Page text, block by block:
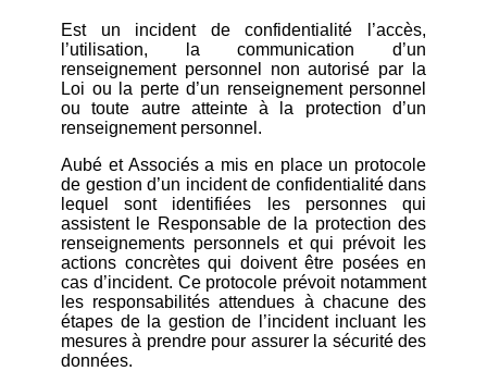
Est un incident de confidentialité l’accès,
l’utilisation, la communication d’un
renseignement personnel non autorisé par la
Loi ou la perte d’un renseignement personnel
ou toute autre atteinte à la protection d’un
renseignement personnel.
Aubé et Associés a mis en place un protocole
de gestion d’un incident de confidentialité dans
lequel sont identifiées les personnes qui
assistent le Responsable de la protection des
renseignements personnels et qui prévoit les
actions concrètes qui doivent être posées en
cas d’incident. Ce protocole prévoit notamment
les responsabilités attendues à chacune des
étapes de la gestion de l’incident incluant les
mesures à prendre pour assurer la sécurité des
données.